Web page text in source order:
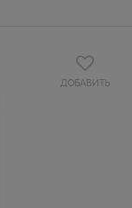
ДОБАВИТЬ